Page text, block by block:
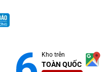
Kho trên
TOÀN QUỐC